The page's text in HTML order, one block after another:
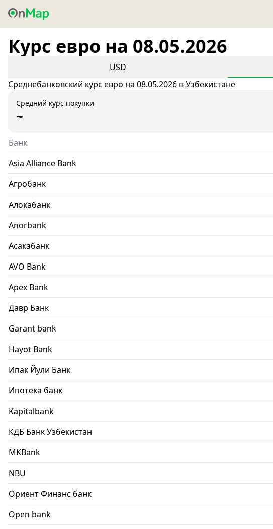
Курс евро на 08.05.2026
USD
Среднебанковский курс евро на 08.05.2026 в Узбекистане
Средний курс покупки
~
Банк
Asia Alliance Bank
Агробанк
Алокабанк
Anorbank
Асакабанк
AVO Bank
Apex Bank
Давр Банк
Garant bank
Hayot Bank
Ипак Йули Банк
Ипотека банк
Kapitalbank
КДБ Банк Узбекистан
MKBank
NBU
Ориент Финанс банк
Open bank